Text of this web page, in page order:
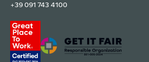
+39 091 743 4100